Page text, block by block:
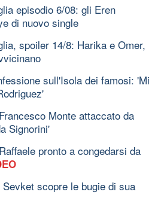
episodio 6/08: gli Eren
di nuovo single
spoiler 14/8: Harika e Omer,
sull'Isola dei famosi: 'Mi
Monte attaccato da
Signorini'
pronto a congedarsi da
scopre le bugie di sua